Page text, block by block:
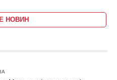
НОВИН